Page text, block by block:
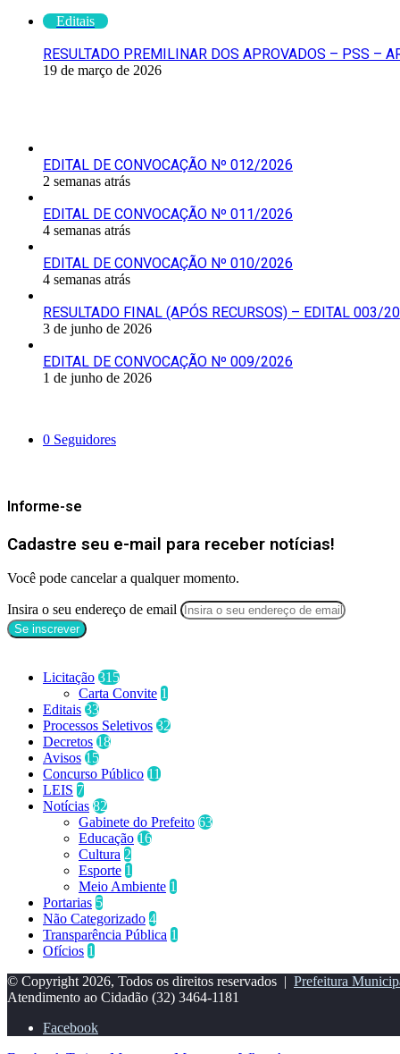
Editais
RESULTADO PREMILINAR DOS APROVADOS – PSS –
19 de março de 2026
EDITAL DE CONVOCAÇÃO Nº 012/2026
2 semanas atrás
EDITAL DE CONVOCAÇÃO Nº 011/2026
4 semanas atrás
EDITAL DE CONVOCAÇÃO Nº 010/2026
4 semanas atrás
RESULTADO FINAL (APÓS RECURSOS) – EDITAL 003/
3 de junho de 2026
EDITAL DE CONVOCAÇÃO Nº 009/2026
1 de junho de 2026
0 Seguidores
Informe-se
Cadastre seu e-mail para receber notícias!
Você pode cancelar a qualquer momento.
Insira o seu endereço de email
Licitação 315
Carta Convite 1
Editais 33
Processos Seletivos 32
Decretos 18
Avisos 15
Concurso Público 11
LEIS 7
Notícias 82
Gabinete do Prefeito 63
Educação 16
Cultura 2
Esporte 1
Meio Ambiente 1
Portarias 5
Não Categorizado 4
Transparência Pública 1
Ofícios 1
© Copyright 2026, Todos os direitos reservados | Prefeitura
Atendimento ao Cidadão (32) 3464-1181
Facebook